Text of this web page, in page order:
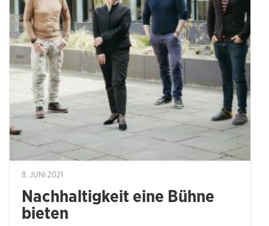
8. JUNI 2021
Nachhaltigkeit eine Bühne
bieten